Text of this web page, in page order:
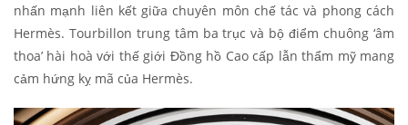
nhấn mạnh liên kết giữa chuyên môn chế tác và phong cách
Hermès. Tourbillon trung tâm ba trục và bộ điểm chuông ‘âm
thoa’ hài hoà với thế giới Đồng hồ Cao cấp lẫn thẩm mỹ mang
cảm hứng kỵ mã của Hermès.